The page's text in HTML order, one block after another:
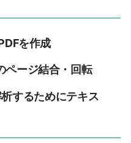
を作成
ページ結合・回転
するためにテキス